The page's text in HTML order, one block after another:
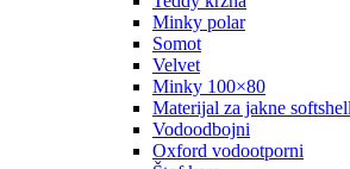
minky polar
somot
velvet
minky 100×80
materijal za jakne softshell
vodoodbojni
oxford vodootporni